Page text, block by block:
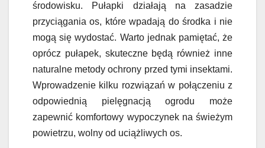
środowisku. Pułapki działają na zasadzie
przyciągania os, które wpadają do środka i nie
mogą się wydostać. Warto jednak pamiętać, że
oprócz pułapek, skuteczne będą również inne
naturalne metody ochrony przed tymi insektami.
Wprowadzenie kilku rozwiązań w połączeniu z
odpowiednią pielęgnacją ogrodu może
zapewnić komfortowy wypoczynek na świeżym
powietrzu, wolny od uciążliwych os.